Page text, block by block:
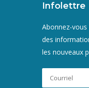
Infolettre
Abonnez-
des
les nouveaux